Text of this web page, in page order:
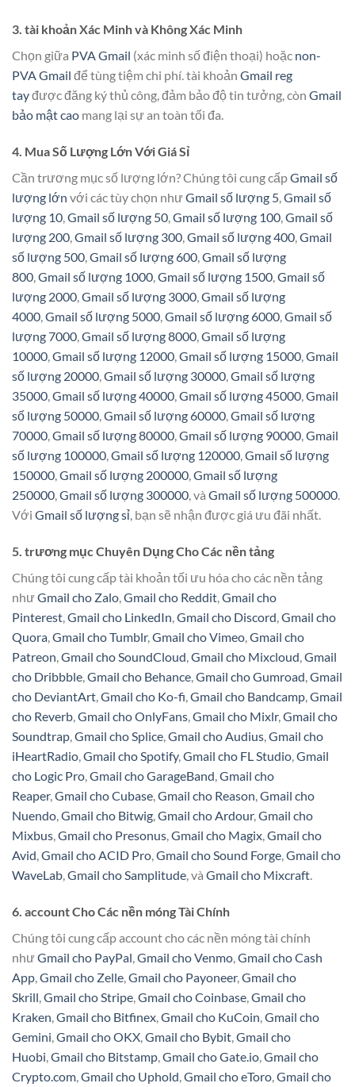
3. tài khoản Xác Minh và Không Xác Minh
Chọn giữa PVA Gmail (xác minh số điện thoại) hoặc non-
PVA Gmail để tùng tiệm chi phí. tài khoản Gmail reg
tayđược đăng ký thủ công, đảm bảo độ tin tưởng, còn Gmail
bảo mật cao mang lại sự an toàn tối đa.
4. Mua Số Lượng Lớn Với Giá Sỉ
Cần trương mục số lượng lớn? Chúng tôi cung cấpGmail số
lượng lớn với các tùy chọn nhưGmail số lượng 5,Gmail số
lượng 10,Gmail số lượng 50,Gmail số lượng 100,Gmail số
lượng 200,Gmail số lượng 300,Gmail số lượng 400,Gmail
số lượng 500,Gmail số lượng 600,Gmail số lượng
800,Gmail số lượng 1000,Gmail số lượng 1500,Gmail số
lượng 2000,Gmail số lượng 3000,Gmail số lượng
4000,Gmail số lượng 5000,Gmail số lượng 6000,Gmail số
lượng 7000,Gmail số lượng 8000,Gmail số lượng
10000,Gmail số lượng 12000,Gmail số lượng 15000,Gmail
số lượng 20000,Gmail số lượng 30000,Gmail số lượng
35000,Gmail số lượng 40000,Gmail số lượng 45000,Gmail
số lượng 50000,Gmail số lượng 60000,Gmail số lượng
70000,Gmail số lượng 80000,Gmail số lượng 90000,Gmail
số lượng 100000,Gmail số lượng 120000,Gmail số lượng
150000,Gmail số lượng 200000,Gmail số lượng
250000,Gmail số lượng 300000, và Gmail số lượng 500000.
Với Gmail số lượng sỉ, bạn sẽ nhận được giá ưu đãi nhất.
5. trương mục Chuyên Dụng Cho Các nền tảng
Chúng tôi cung cấp tài khoản tối ưu hóa cho các nền tảng
nhưGmail cho Zalo Gmail cho Reddit Gmail cho
Pinterest Gmail cho LinkedIn Gmail cho Discord Gmail cho
Quora Gmail cho Tumblr, Gmail cho Vimeo Gmail cho
Patreon Gmail cho SoundCloud Gmail cho Mixcloud Gmail
cho Dribbble Gmail cho Behance Gmail cho Gumroad Gmail
cho DeviantArt Gmail cho Ko-fi Gmail cho Bandcamp Gmail
cho Reverb Gmail cho OnlyFans Gmail cho Mixlr, Gmail cho
Soundtrap Gmail cho Splice Gmail cho Audius Gmail cho
iHeartRadio Gmail cho Spotify, Gmail cho FL Studio Gmail
cho Logic Pro Gmail cho GarageBand Gmail cho
Reaper, Gmail cho Cubase Gmail cho Reason Gmail cho
Nuendo Gmail cho Bitwig Gmail cho Ardour, Gmail cho
Mixbus Gmail cho Presonus Gmail cho Magix Gmail cho
Avid Gmail cho ACID Pro Gmail cho Sound Forge Gmail cho
WaveLab Gmail cho Samplitude , và Gmail cho Mixcraft
6. account Cho Các nền móng Tài Chính
Chúng tôi cung cấp account cho các nền móng tài chính
nhưGmail cho PayPal Gmail cho Venmo Gmail cho Cash
App Gmail cho Zelle Gmail cho Payoneer, Gmail cho
Skrill Gmail cho Stripe Gmail cho Coinbase Gmail cho
Kraken Gmail cho Bitfinex Gmail cho KuCoin Gmail cho
Gemini Gmail cho OKX Gmail cho Bybit Gmail cho
Huobi Gmail cho Bitstamp Gmail cho Gate.io Gmail cho
Crypto.com Gmail cho Uphold Gmail cho eToro Gmail cho